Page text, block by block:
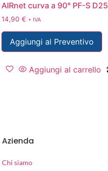
AIRnet curva a 90° PF-S D25
14,90€ + IVA
Aggiungi al Preventivo
Aggiungi al carrello
Azienda
Chi siamo